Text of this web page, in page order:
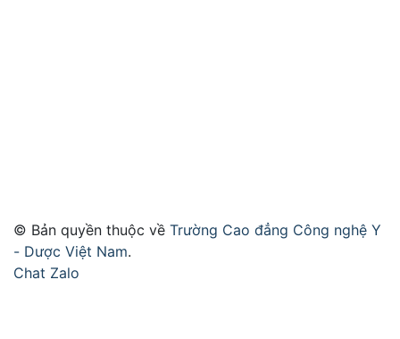
© Bản quyền thuộc về Trường Cao đẳng Công nghệ Y
- Dược Việt Nam.
Chat Zalo